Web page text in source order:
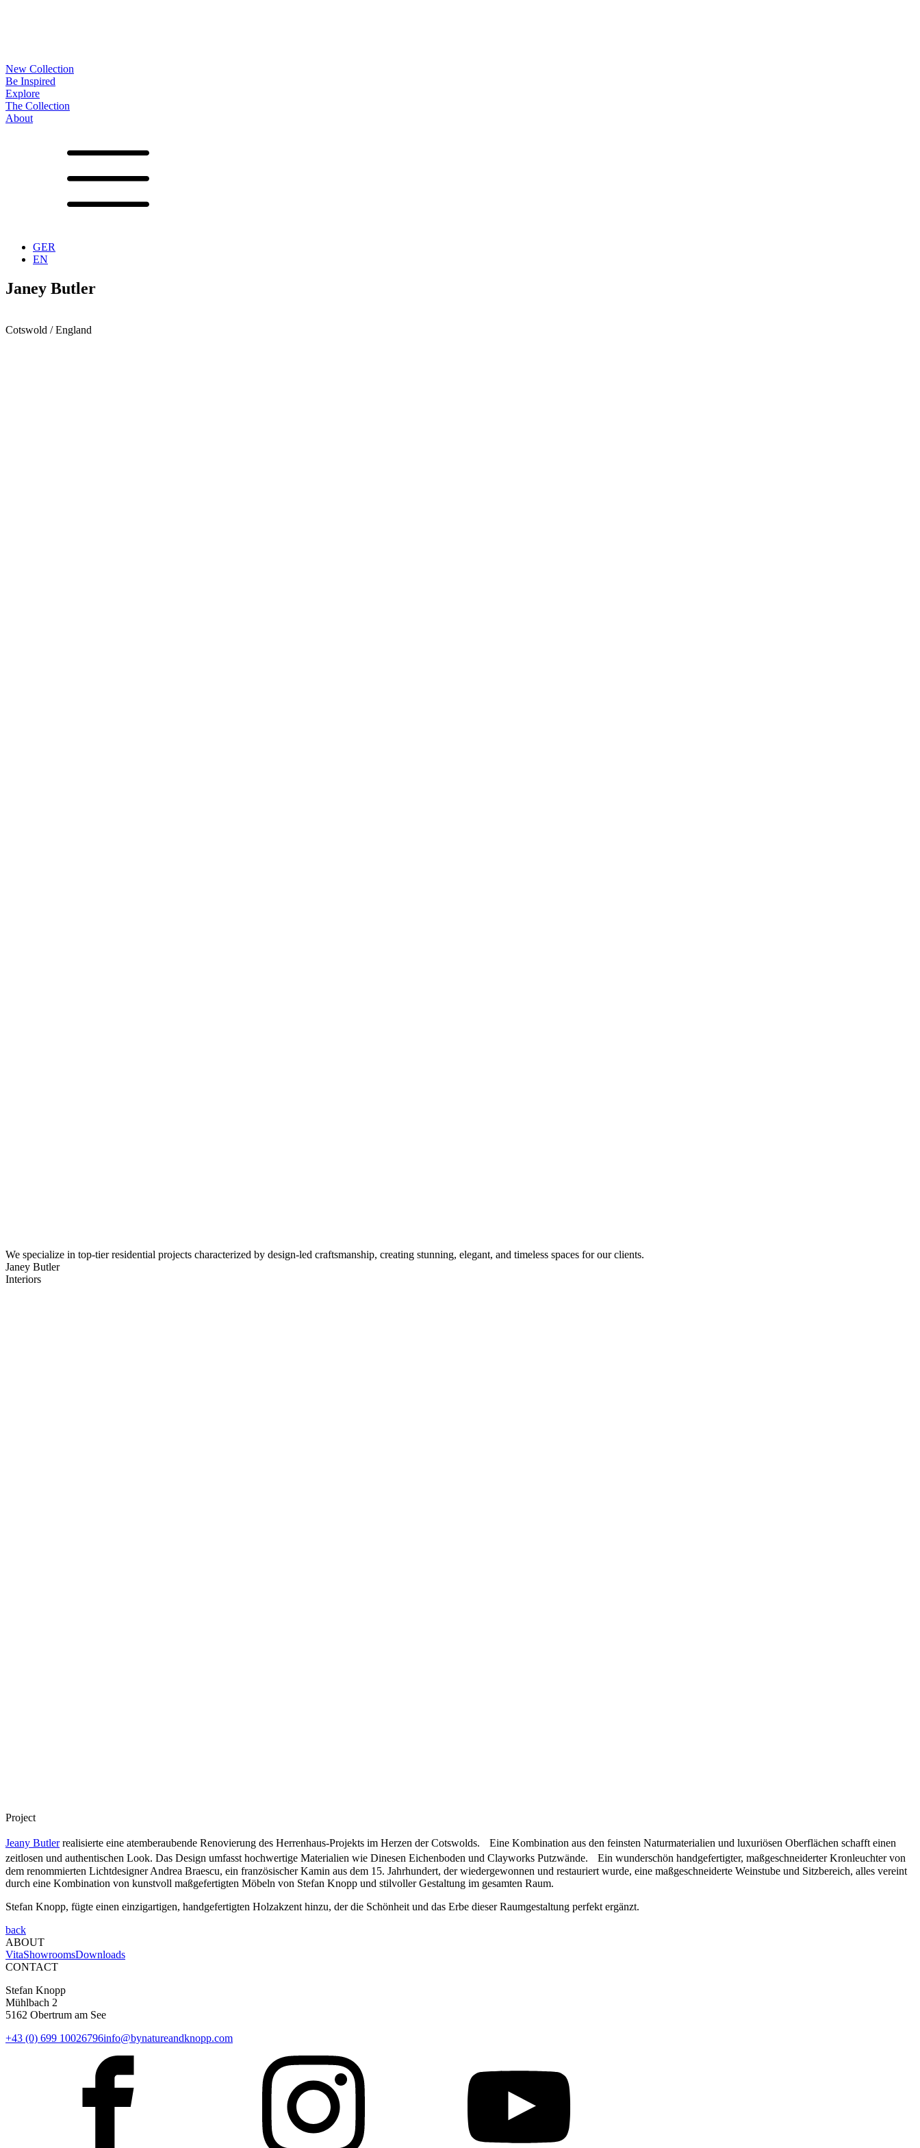
New Collection
Be Inspired
Explore
The Collection
About
SurfacesFramesOptions
ShowroomsContactDownloads
GER
EN
Janey Butler
Cotswold / England
We specialize in top-tier residential projects characterized by design-led craftsmanship, creating stunning, elegant, and timeless spaces for our clients.
Janey Butler
Interiors
Project
Jeany Butlerrealisierte eine atemberaubende Renovierung des Herrenhaus-Projekts im Herzen der Cotswolds. Eine Kombination aus den feinsten Naturmaterialien und luxuriösen Oberflächen schafft einen
zeitlosen und authentischen Look. Das Design umfasst hochwertige Materialien wie Dinesen Eichenboden und Clayworks Putzwände. Ein wunderschön handgefertigter, maßgeschneiderter Kronleuchter von
dem renommierten Lichtdesigner Andrea Braescu, ein französischer Kamin aus dem 15. Jahrhundert, der wiedergewonnen und restauriert wurde, eine maßgeschneiderte Weinstube und Sitzbereich, alles vereint
durch eine Kombination von kunstvoll maßgefertigten Möbeln von Stefan Knopp und stilvoller Gestaltung im gesamten Raum.
Stefan Knopp, fügte einen einzigartigen, handgefertigten Holzakzent hinzu, der die Schönheit und das Erbe dieser Raumgestaltung perfekt ergänzt.
back
ABOUT
VitaShowroomsDownloads
CONTACT
Stefan Knopp
Mühlbach 2
5162 Obertrum am See
+43 (0) 699 10026796info@bynatureandknopp.com